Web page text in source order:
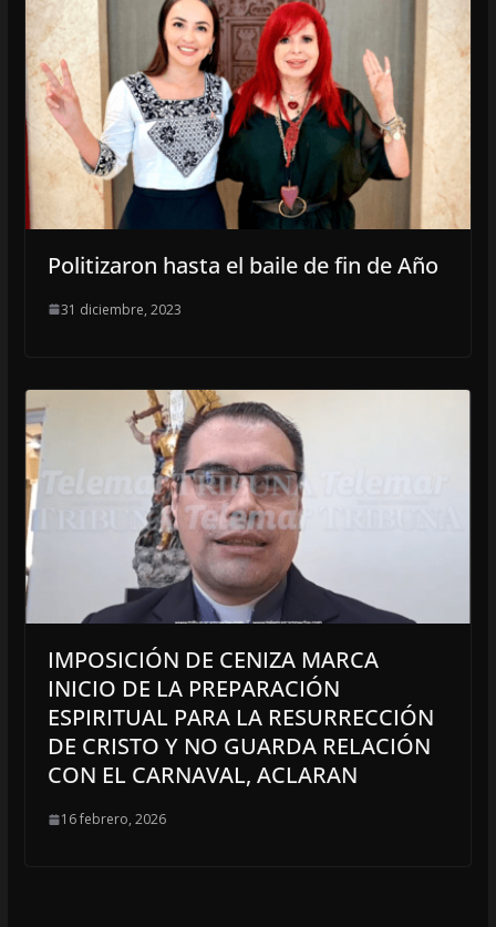
Politizaron hasta el baile de fin de Año
31 diciembre, 2023
IMPOSICIÓN DE CENIZA MARCA
INICIO DE LA PREPARACIÓN
ESPIRITUAL PARA LA RESURRECCIÓN
DE CRISTO Y NO GUARDA RELACIÓN
CON EL CARNAVAL, ACLARAN
16 febrero, 2026